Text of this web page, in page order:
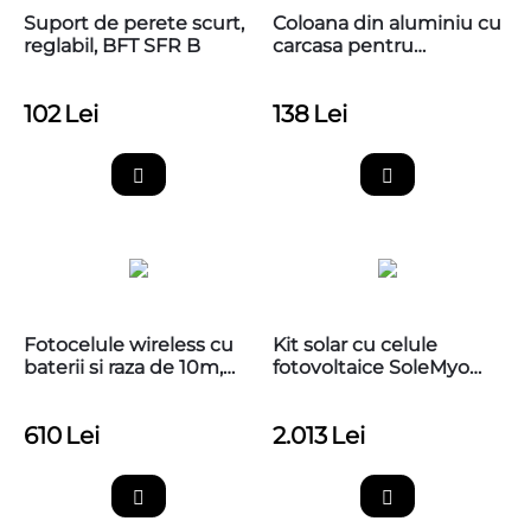
Suport de perete scurt,
reglabil, BFT SFR B
102 Lei
Coloana din aluminiu cu
carcasa pentru
138 Lei
Fotocelule wireless cu
baterii si raza de 10m,
610 Lei
Kit solar cu celule
fotovoltaice SoleMyo
2.013 Lei